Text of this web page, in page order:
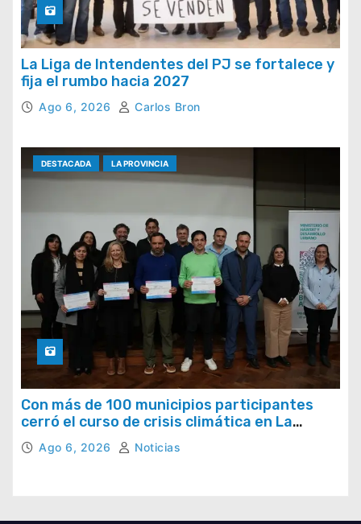
La Liga de Intendentes del PJ se fortalece y
fija el rumbo hacia 2027
Ago 6, 2026 Carlos Bron
DESTACADA LA PROVINCIA
Con más de 100 municipios participantes
cerró el curso de crisis climática en La
Provincia
Ago 6, 2026 Noticias